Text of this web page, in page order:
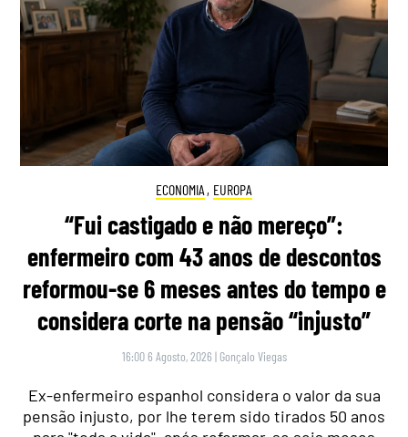
ECONOMIA , EUROPA
“Fui castigado e não mereço”:
enfermeiro com 43 anos de descontos
reformou-se 6 meses antes do tempo e
considera corte na pensão “injusto”
16:00 6 Agosto, 2026 | Gonçalo Viegas
Ex-enfermeiro espanhol considera o valor da sua
pensão injusto, por lhe terem sido tirados 50 anos